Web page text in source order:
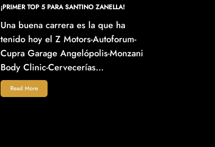
¡PRIMER TOP 5 PARA SANTINO ZANELLA!
Una buena carrera es la que ha
tenido hoy el Z Motors-Autoforum-
Cupra Garage Angelópolis-Monzani
Body Clinic-Cervecerías…
Read More